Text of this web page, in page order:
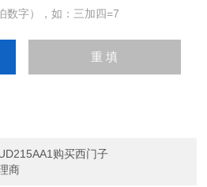
数字），如：三加四=7
购买西门子
商